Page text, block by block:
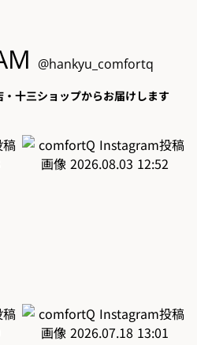
@hankyu_comfortq
十三ショップからお届けします